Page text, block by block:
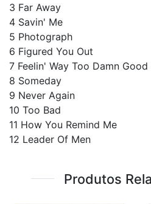
3 Far Away
4 Savin' Me
5 Photograph
6 Figured You Out
7 Feelin' Way Too Damn Good
8 Someday
9 Never Again
10 Too Bad
11 How You Remind Me
12 Leader Of Men
Produtos